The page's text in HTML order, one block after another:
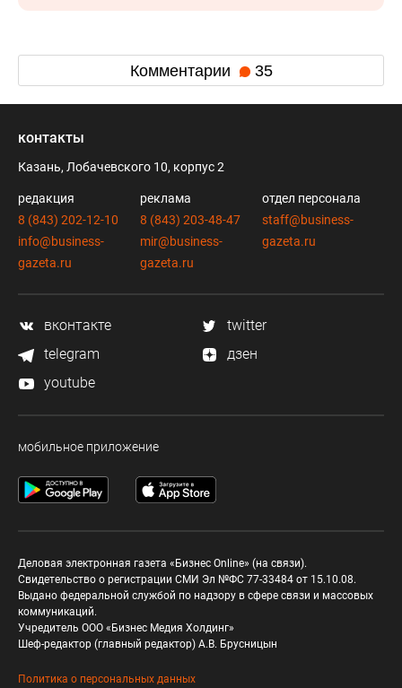
Комментарии 35
контакты
Казань, Лобачевского 10, корпус 2
редакция
8 (843) 202-12-10
info@business-
gazeta.ru
реклама
8 (843) 203-48-47
mir@business-
gazeta.ru
отдел персонала
staff@business-
gazeta.ru
вконтакте
twitter
telegram
дзен
youtube
мобильное приложение
Деловая электронная газета «Бизнес Online» (на связи).
Свидетельство о регистрации СМИ Эл №ФС 77-33484 от 15.10.08.
Выдано федеральной службой по надзору в сфере связи и массовых
коммуникаций.
Учредитель ООО «Бизнес Медия Холдинг»
Шеф-редактор (главный редактор) А.В. Брусницын
Политика о персональных данных